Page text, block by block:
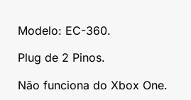
Modelo: EC-360.
Plug de 2 Pinos.
Não funciona do Xbox One.